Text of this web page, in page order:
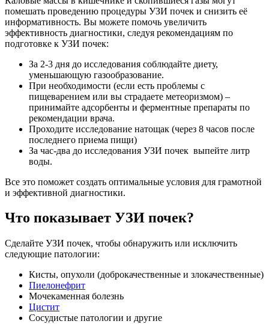
помешать проведению процедуры УЗИ почек и снизить её
информативность. Вы можете помочь увеличить
эффективность диагностики, следуя рекомендациям по
подготовке к УЗИ почек:
За 2-3 дня до исследования соблюдайте диету,
уменьшающую газообразование.
При необходимости (если есть проблемы с
пищеварением или вы страдаете метеоризмом) –
принимайте адсорбенты и ферментные препараты по
рекомендации врача.
Проходите исследование натощак (через 8 часов после
последнего приема пищи)
За час-два до исследования УЗИ почек выпейте литр
воды.
Все это поможет создать оптимальные условия для грамотной
и эффективной диагностики.
Что показывает УЗИ почек?
Сделайте УЗИ почек, чтобы обнаружить или исключить
следующие патологии:
Кисты, опухоли (доброкачественные и злокачественные)
Пиелонефрит
Мочекаменная болезнь
Цистит
Сосудистые патологии и другие